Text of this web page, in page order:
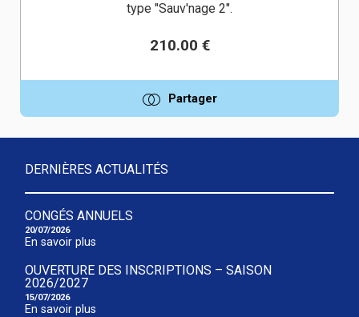
type "Sauv'nage 2".
210.00 €
Partager
DERNIÈRES ACTUALITÉS
CONGÉS ANNUELS
20/07/2026
En savoir plus
OUVERTURE DES INSCRIPTIONS – SAISON
2026/2027
15/07/2026
En savoir plus